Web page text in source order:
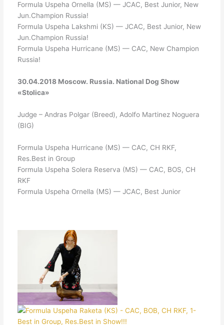
Formula Uspeha Ornella (MS) — JCAC, Best Junior, New
Jun.Champion Russia!
Formula Uspeha Lakshmi (KS) — JCAC, Best Junior, New
Jun.Champion Russia!
Formula Uspeha Hurricane (MS) — CAC, New Champion
Russia!
30.04.2018 Moscow. Russia. National Dog Show
«Stolica»
Judge – Andras Polgar (Breed), Adolfo Martinez Noguera
(BIG)
Formula Uspeha Hurricane (MS) — CAC, CH RKF,
Res.Best in Group
Formula Uspeha Solera Reserva (MS) — CAC, BOS, CH
RKF
Formula Uspeha Ornella (MS) — JCAC, Best Junior